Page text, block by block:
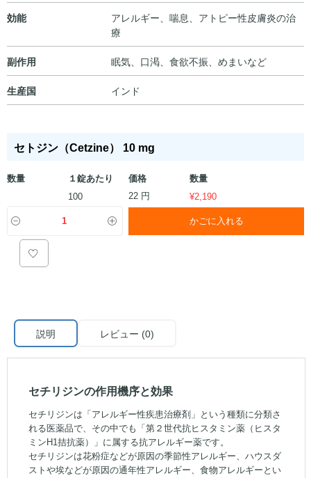
効能
アレルギー、喘息、アトピー性皮膚炎の治
療
副作用 眠気、口渇、食欲不振、めまいなど
生産国 インド
セトジン（Cetzine） 10 mg
数量 １錠あたり 価格
数量
100
22 円 ¥2,190
かごに入れる
説明 レビュー (0)
セチリジンの作用機序と効果
セチリジンは「アレルギー性疾患治療剤」という種類に分類さ
れる医薬品で、その中でも「第２世代抗ヒスタミン薬（ヒスタ
ミンH1拮抗薬）」に属する抗アレルギー薬です。
セチリジンは花粉症などが原因の季節性アレルギー、ハウスダ
ストや埃などが原因の通年性アレルギー、食物アレルギーとい